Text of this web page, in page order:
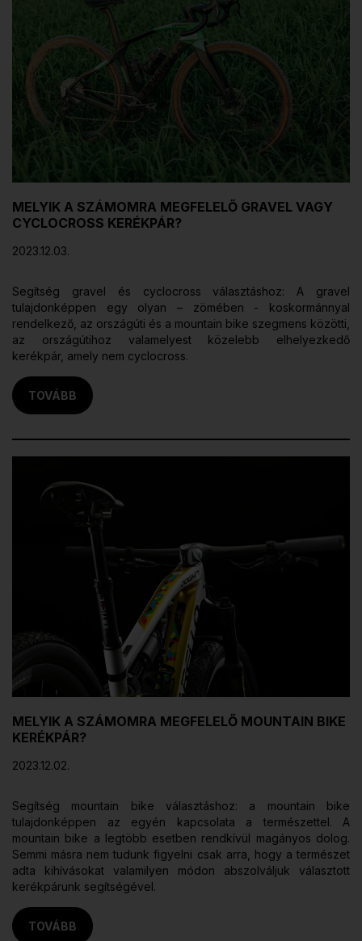
MELYIK A SZÁMOMRA MEGFELELŐ GRAVEL VAGY
CYCLOCROSS KERÉKPÁR?
2023.12.03.
Segítség gravel és cyclocross választáshoz: A gravel
tulajdonképpen egy olyan – zömében - koskormánnyal
rendelkező, az országúti és a mountain bike szegmens közötti,
az országútihoz valamelyest közelebb elhelyezkedő
kerékpár, amely nem cyclocross.
TOVÁBB
MELYIK A SZÁMOMRA MEGFELELŐ MOUNTAIN BIKE
KERÉKPÁR?
2023.12.02.
Segítség mountain bike választáshoz: a mountain bike
tulajdonképpen az egyén kapcsolata a természettel. A
mountain bike a legtöbb esetben rendkívül magányos dolog.
Semmi másra nem tudunk figyelni csak arra, hogy a természet
adta kihívásokat valamilyen módon abszolváljuk választott
kerékpárunk segítségével.
TOVÁBB